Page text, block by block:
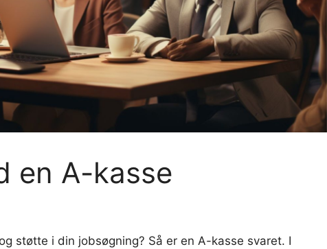
en A-kasse
støtte i din jobsøgning? Så er en A-kasse svaret. I